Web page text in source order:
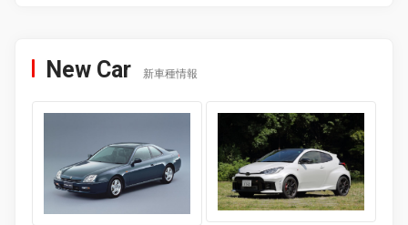
New Car 新車種情報